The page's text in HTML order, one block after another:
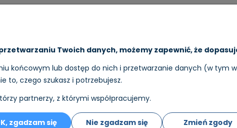
Twoich danych, możemy zapewnić, że
końcowym lub dostęp do nich i przetwarzanie danych (w tym
to, czego szukasz i potrzebujesz.
partnerzy, z którymi współpracujemy.
Nie zgadzam się Zmień zgody
zgadzam się